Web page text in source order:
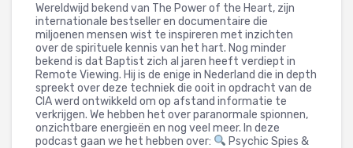
Wereldwijd bekend van The Power of the Heart, zijn
internationale bestseller en documentaire die
miljoenen mensen wist te inspireren met inzichten
over de spirituele kennis van het hart. Nog minder
bekend is dat Baptist zich al jaren heeft verdiept in
Remote Viewing. Hij is de enige in Nederland die in depth
spreekt over deze techniek die ooit in opdracht van de
CIA werd ontwikkeld om op afstand informatie te
verkrijgen. We hebben het over paranormale spionnen,
onzichtbare energieën en nog veel meer. In deze
podcast gaan we het hebben over:
Psychic Spies &